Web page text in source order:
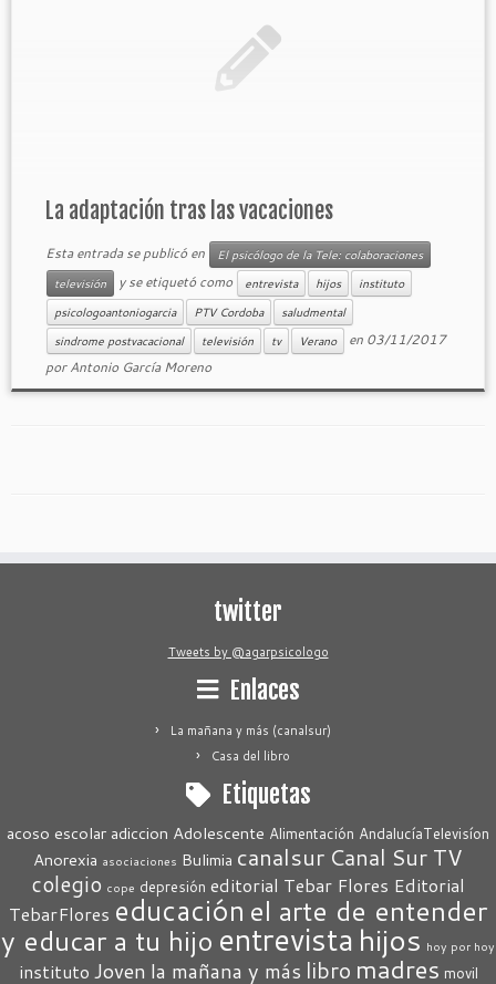
La adaptación tras las vacaciones
Esta entrada se publicó en
El psicólogo de la Tele: colaboraciones
televisión
y se etiquetó como entrevista hijos
instituto
psicologoantoniogarcia
PTV Cordoba
saludmental
sindrome postvacacional
televisión tv Verano en 03/11/2017
porAntonio García Moreno
twitter
Tweets by @agarpsicologo
Enlaces
La mañana y más (canalsur)
Casa del libro
Etiquetas
acoso escolar adiccion Adolescente Alimentación AndalucíaTelevisíon
Anorexia asociaciones Bulimia canalsur Canal Sur TV
colegio cope depresión editorial Tebar Flores Editorial
TebarFlores educación el arte de entender
y educar a tu hijo entrevista hijos hoy por hoy
instituto Joven la mañana y más libro madres movil